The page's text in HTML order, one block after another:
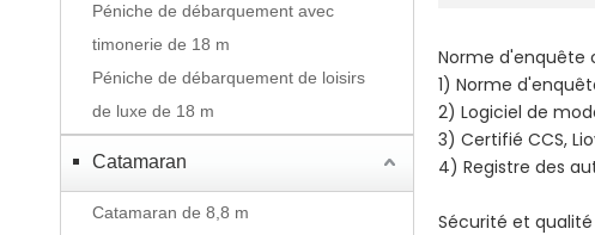
Péniche de débarquement avec
timonerie de 18 m
Péniche de débarquement de loisirs
de luxe de 18 m
Catamaran
Catamaran de 8,8 m
Norme d'enquête
1) Norme
2) Logiciel de
3) Certifié CCS,
4) Registre des
Sécurité et